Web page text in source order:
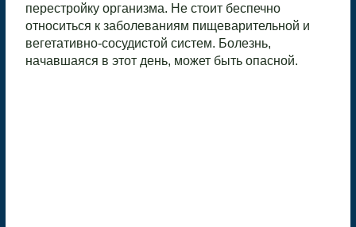
перестройку организма. Не стоит беспечно
относиться к заболеваниям пищеварительной и
вегетативно-сосудистой систем. Болезнь,
начавшаяся в этот день, может быть опасной.